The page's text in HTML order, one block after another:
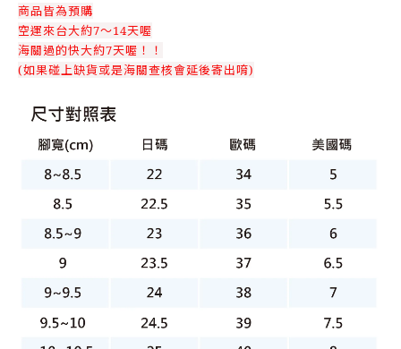
商品皆為預購
空運來台大約7～14天喔
海關過的快大約7天喔！！
(如果碰上缺貨或是海關查核會延後寄出唷)